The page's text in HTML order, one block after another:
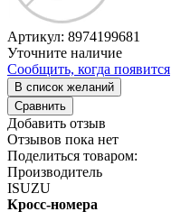
Артикул: 8974199681
Уточните наличие
Сообщить, когда появится
В список желаний
Сравнить
Добавить отзыв
Отзывов пока нет
Поделиться товаром:
Производитель
ISUZU
Кросс-номера